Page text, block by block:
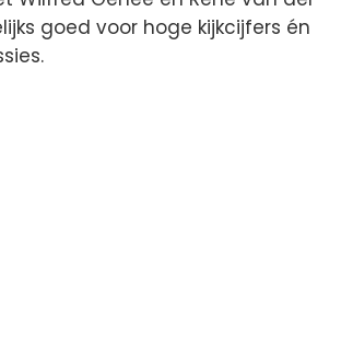
goed voor hoge kijkcijfers én